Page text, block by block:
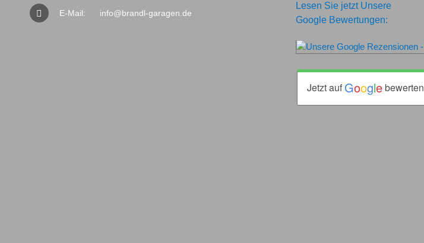
E-Mail: info@brandl-garagen.de
Lesen Sie jetzt Unsere
Google Bewertungen:
Jetzt auf Googlebewerten